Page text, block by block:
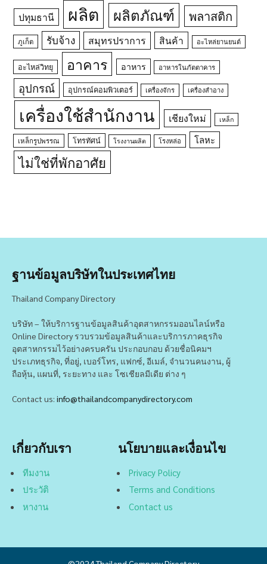
ปทุมธานี ผลิต ผลิตภัณฑ์ พลาสติก
ภูเก็ต รับจ้าง สมุทรปราการ สินค้า อะไหล่ยานยนต์
อะไหล่วิทยุ อาคาร อาหาร อาหารในภัตตาคาร
อุปกรณ์ อุปกรณ์คอมพิวเตอร์ เครื่องจักร เครื่องสำอาง
เครื่องใช้สำนักงาน เชียงใหม่ เหล็ก
เหล็กรูปพรรณ โทรทัศน์ โรงงานผลิต โรงหล่อ โลหะ
ไม่ใช่ที่พักอาศัย
ฐานข้อมูลบริษัทในประเทศไทย
Thailand Company Directory
บริษัท – ให้บริการฐานข้อมูลสินค้าอุตสาหกรรมออนไลน์หรือ
Online Directory รวบรวมข้อมูลสินค้าและบริการภาคธุรกิจ
อุตสาหกรรมไว้อย่างครบครัน ประกอบกอบ ด้วยชื่อนิคมฯ
ประเภทธุรกิจ, ที่อยู่, เบอร์โทร, แฟกซ์, อีเมล์, จำนวนคนงาน, ผู้
ถือหุ้น, แผนที่, ระยะทาง และ โซเชียลมีเดีย ต่าง ๆ
Contact us: info@thailandcompanydirectory.com
เกี่ยวกับเรา
ทีมงาน
ประวัติ
หางาน
นโยบายและเงื่อนไข
Privacy Policy
Terms and Conditions
Contact us